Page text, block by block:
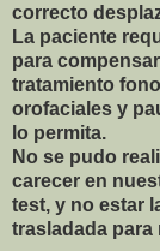
correcto
La paciente
para
tratamiento
orofaciales y
lo permita.
No se pudo
carecer en
test, y no estar
trasladada para